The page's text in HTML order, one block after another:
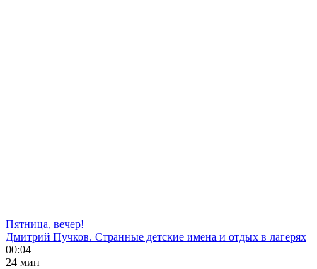
Пятница, вечер!
Дмитрий Пучков. Странные детские имена и отдых в лагерях
00:04
24 мин